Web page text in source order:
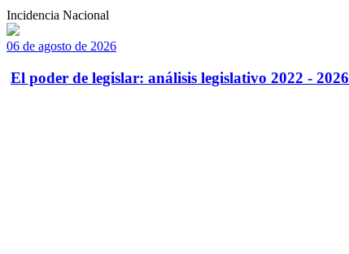
Incidencia Nacional
06 de agosto de 2026
El poder de legislar: análisis legislativo 2022 - 2026